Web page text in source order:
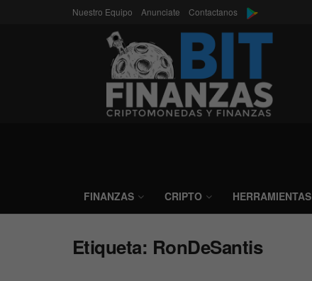
Nuestro Equipo Anunciate Contactanos
FINANZAS CRIPTO HERRAMIENTAS
Etiqueta: RonDeSantis